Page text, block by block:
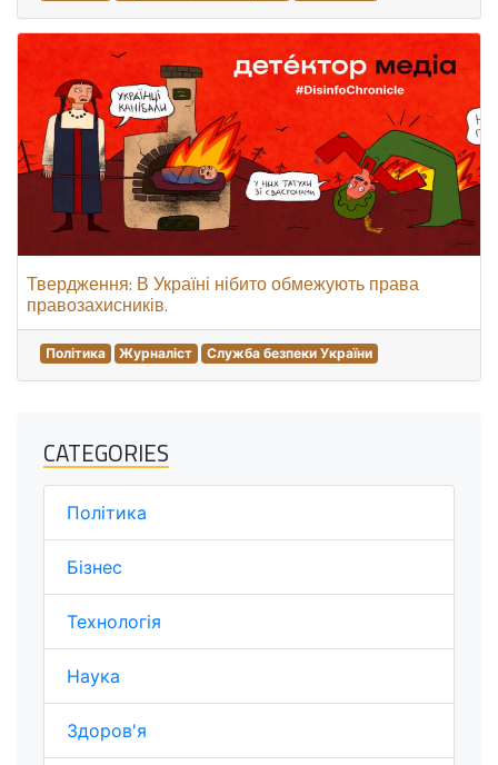
Твердження: В Україні нібито обмежують права
правозахисників.
Політика Журналіст Служба безпеки України
CATEGORIES
Політика
Бізнес
Технологія
Наука
Здоров'я